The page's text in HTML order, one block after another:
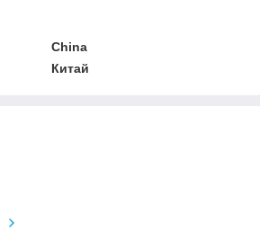
China
Китай